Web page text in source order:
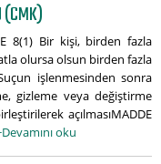
(CMK)
8(1) Bir kişi, birden fazla
olursa olsun birden fazla
işlenmesinden sonra
gizleme veya değiştirme
açılmasıMADDE
oku